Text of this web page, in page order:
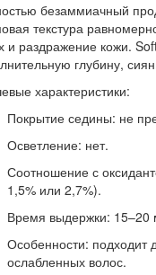
безаммиачный
текстура
и раздражение кожи.
глубину,
характеристики:
Покрытие седины: не
Осветление: нет.
Соотношение с
1,5% или 2,7%).
Время выдержки: 15–20
Особенности: подходит
ослабленных волос.